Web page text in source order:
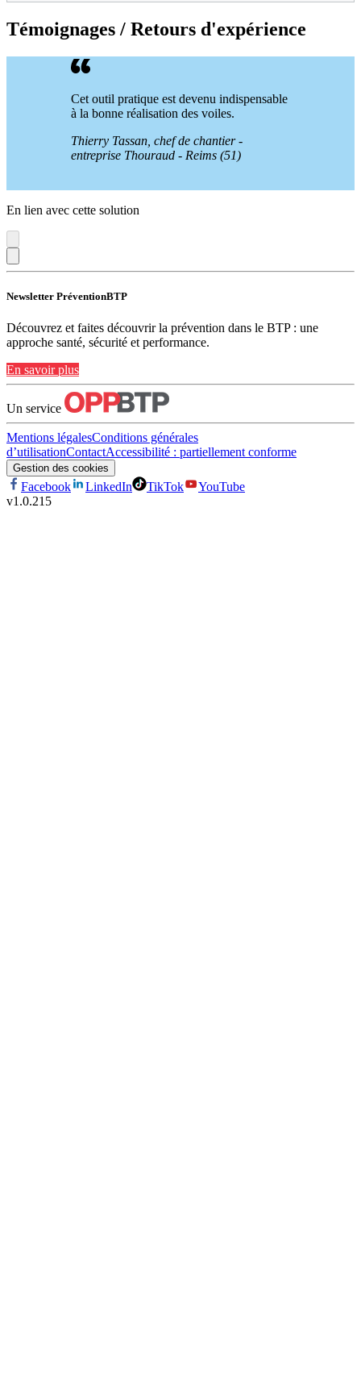
Témoignages / Retours d'expérience
Cet outil pratique est devenu indispensable
à la bonne réalisation des voiles.
Thierry Tassan, chef de chantier -
entreprise Thouraud - Reims (51)
En lien avec cette solution
Newsletter PréventionBTP
Découvrez et faites découvrir la prévention dans le BTP : une
approche santé, sécurité et performance.
En savoir plus
Un service
Mentions légalesConditions générales
d’utilisationContactAccessibilité : partiellement conforme
Gestion des cookies
Facebook LinkedIn TikTok
YouTube
v1.0.215